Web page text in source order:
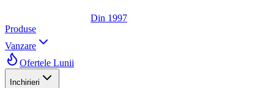
Din 1997
Produse
Vanzare
Ofertele Lunii
Inchirieri